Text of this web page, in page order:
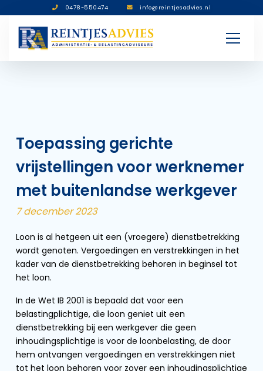
0478-550474 info@reintjesadvies.nl
Toepassing gerichte
vrijstellingen voor werknemer
met buitenlandse werkgever
7 december 2023
Loon is al hetgeen uit een (vroegere) dienstbetrekking
wordt genoten. Vergoedingen en verstrekkingen in het
kader van de dienstbetrekking behoren in beginsel tot
het loon.
In de Wet IB 2001 is bepaald dat voor een
belastingplichtige, die loon geniet uit een
dienstbetrekking bij een werkgever die geen
inhoudingsplichtige is voor de loonbelasting, de door
hem ontvangen vergoedingen en verstrekkingen niet
tot het loon behoren voor zover een inhoudingsplichtige